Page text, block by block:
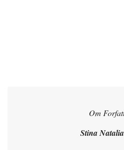
Om
Stina